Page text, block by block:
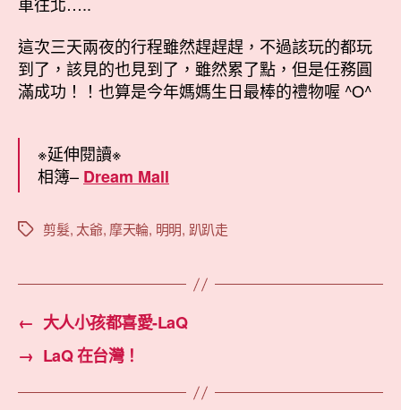
這次三天兩夜的行程雖然趕趕趕，不過該玩的都玩
到了，該見的也見到了，雖然累了點，但是任務圓
滿成功！！也算是今年媽媽生日最棒的禮物喔 ^O^
※延伸閱讀※
相簿– Dream Mall
標
剪髮, 太爺, 摩天輪, 明明, 趴趴走
← 大人小孩都喜愛-LaQ
→ LaQ 在台灣！